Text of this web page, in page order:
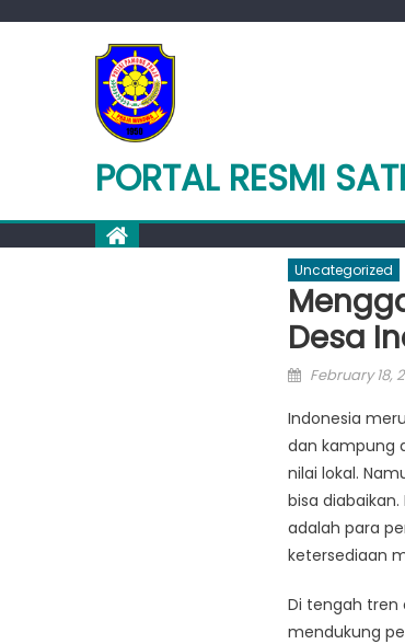
PORTAL RESMI
Uncategorized
Desa
Posted
February 18,
Indonesia
dan kampung
nilai lokal.
bisa
adalah para
ketersediaan
Di tengah tren
mendukung